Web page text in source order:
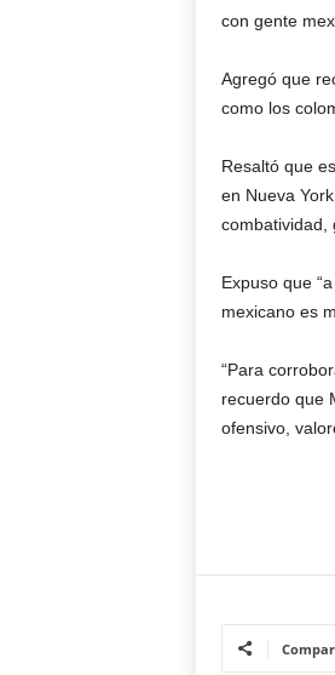
con gente
Agregó que
como los
Resaltó que
en Nueva
combatividad,
Expuso que
mexicano es
“Para
recuerdo que
ofensivo,